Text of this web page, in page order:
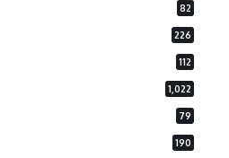
82
226
112
1,022
79
190